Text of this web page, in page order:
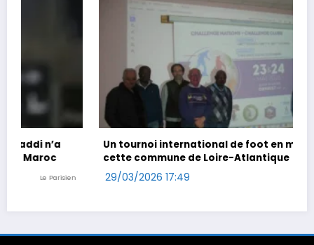
Un tournoi international de foot en marchant dans
cette commune de Loire-Atlantique
29/03/2026 17:49